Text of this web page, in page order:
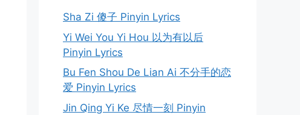
Sha Zi 傻子 Pinyin Lyrics
Yi Wei You Yi Hou 以为有以后
Pinyin Lyrics
Bu Fen Shou De Lian Ai 不分手的恋
爱 Pinyin Lyrics
Jin Qing Yi Ke 尽情一刻 Pinyin